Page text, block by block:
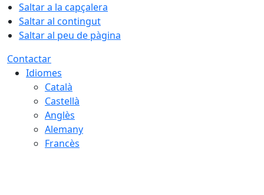
Saltar a la capçalera
Saltar al contingut
Saltar al peu de pàgina
Contactar
Idiomes
Català
Castellà
Anglès
Alemany
Francès